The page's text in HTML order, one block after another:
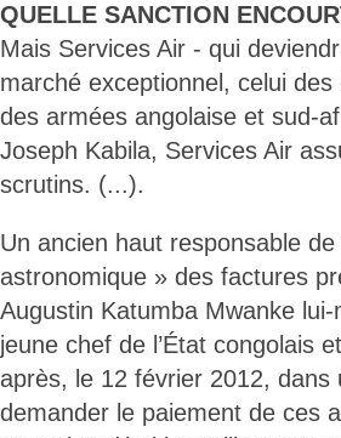
QUELLE SANCTION
Mais Services Air - qui
marché exceptionnel, celui
des armées angolaise et sud-
Joseph Kabila, Services Air
scrutins. (...).
Un ancien haut responsable
astronomique » des factures
Augustin Katumba Mwanke
jeune chef de l’État congolais
après, le 12 février 2012, dans
demander le paiement de ces